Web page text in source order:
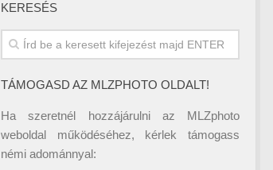
KERESÉS
TÁMOGASD AZ MLZPHOTO OLDALT!
Ha szeretnél hozzájárulni az MLZphoto
weboldal működéséhez, kérlek támogass
némi adománnyal: